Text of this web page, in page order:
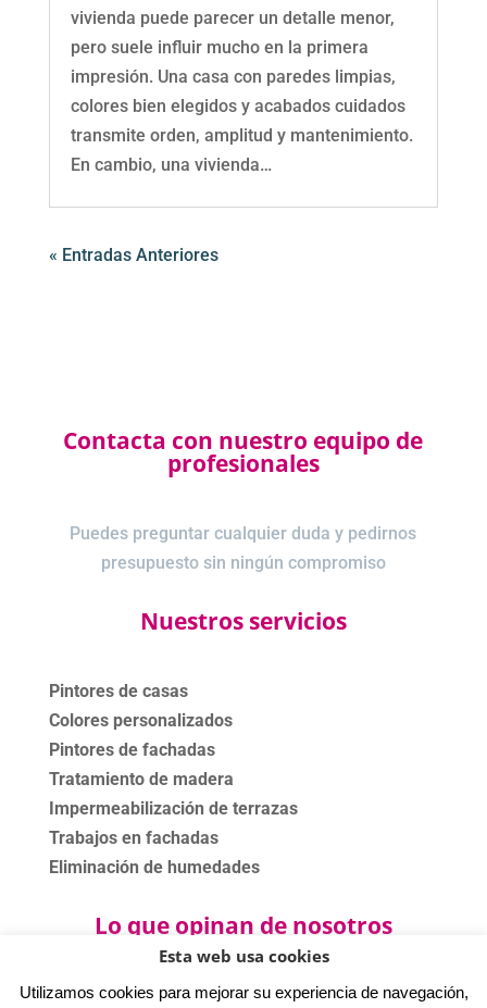
vivienda puede parecer un detalle menor,
pero suele influir mucho en la primera
impresión. Una casa con paredes limpias,
colores bien elegidos y acabados cuidados
transmite orden, amplitud y mantenimiento.
En cambio, una vivienda…
« Entradas Anteriores
Contacta con nuestro equipo de
profesionales
Puedes preguntar cualquier duda y pedirnos
presupuesto sin ningún compromiso
Nuestros servicios
Pintores de casas
Colores personalizados
Pintores de fachadas
Tratamiento de madera
Impermeabilización de terrazas
Trabajos en fachadas
Eliminación de humedades
Lo que opinan de nosotros
Esta web usa cookies
Utilizamos cookies para mejorar su experiencia de navegación,